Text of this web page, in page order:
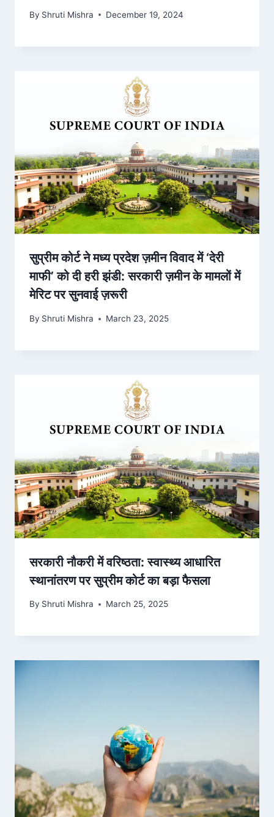
By Shruti Mishra December 19, 2024
सुप्रीम कोर्ट ने मध्य प्रदेश ज़मीन विवाद में ‘देरी
माफी’ को दी हरी झंडी: सरकारी ज़मीन के मामलों में
मेरिट पर सुनवाई ज़रूरी
By Shruti Mishra March 23, 2025
सरकारी नौकरी में वरिष्ठता: स्वास्थ्य आधारित
स्थानांतरण पर सुप्रीम कोर्ट का बड़ा फैसला
By Shruti Mishra March 25, 2025